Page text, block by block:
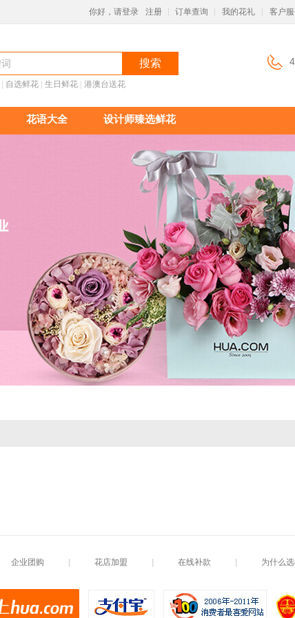
你好，请登录 注册 订单查询 我的花礼 客户
搜索
自选鲜花 生日鲜花 港澳台送花
花语大全 设计师臻选鲜花
企业团购 花店加盟 在线补款 为什么